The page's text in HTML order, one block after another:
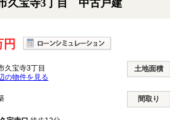
久宝寺3丁目 中古戸建
久宝寺3丁目
の物件を見る
土地面積
間取り